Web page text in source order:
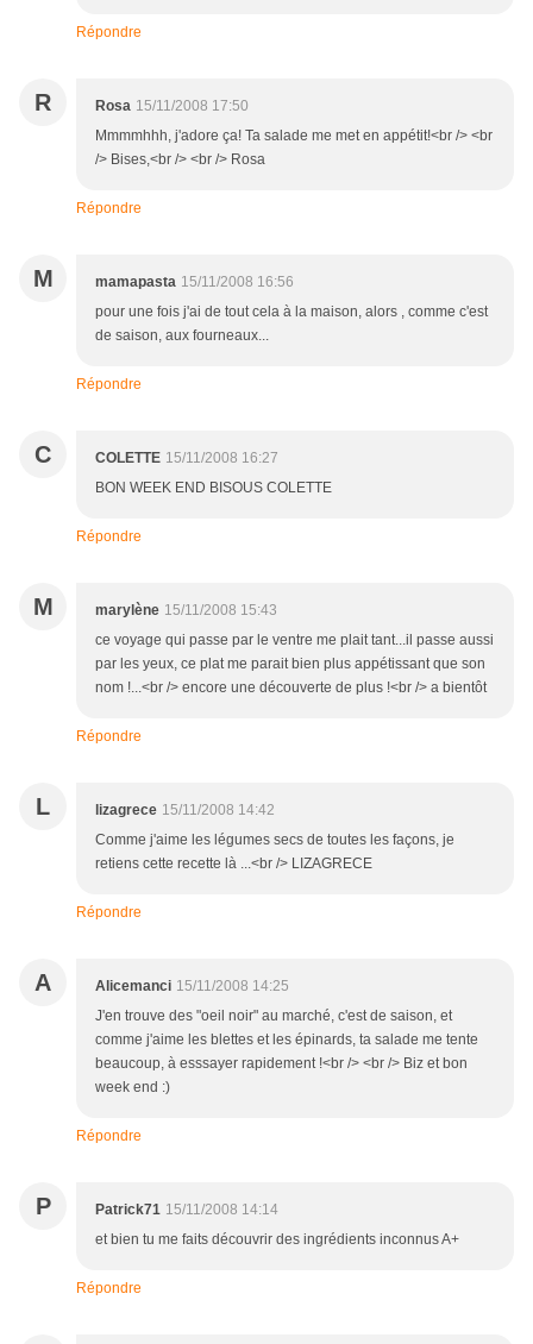
Répondre
R Rosa 15/11/2008 17:50
Mmmmhhh, j'adore ça! Ta salade me met en appétit!<br /> <br
/> Bises,<br /> <br /> Rosa
Répondre
M mamapasta 15/11/2008 16:56
pour une fois j'ai de tout cela à la maison, alors , comme c'est
de saison, aux fourneaux...
Répondre
C COLETTE 15/11/2008 16:27
BON WEEK END BISOUS COLETTE
Répondre
M marylène 15/11/2008 15:43
ce voyage qui passe par le ventre me plait tant...il passe aussi
par les yeux, ce plat me parait bien plus appétissant que son
nom !...<br /> encore une découverte de plus !<br /> a bientôt
Répondre
L lizagrece 15/11/2008 14:42
Comme j'aime les légumes secs de toutes les façons, je
retiens cette recette là ...<br /> LIZAGRECE
Répondre
A Alicemanci 15/11/2008 14:25
J'en trouve des "oeil noir" au marché, c'est de saison, et
comme j'aime les blettes et les épinards, ta salade me tente
beaucoup, à esssayer rapidement !<br /> <br /> Biz et bon
week end :)
Répondre
P Patrick71 15/11/2008 14:14
et bien tu me faits découvrir des ingrédients inconnus A+
Répondre